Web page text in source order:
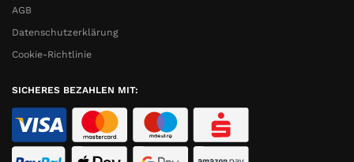
AGB
Datenschutzerklärung
Cookie-Richtlinie
SICHERES BEZAHLEN MIT: